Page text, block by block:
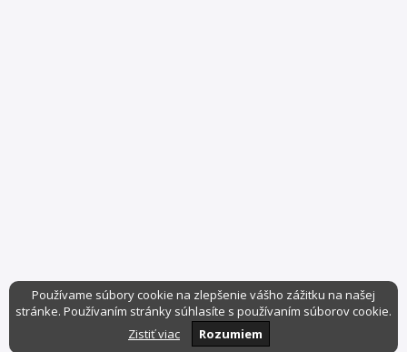
Používame súbory cookie na zlepšenie vášho zážitku na našej
stránke. Používaním stránky súhlasíte s používaním súborov cookie.
Zistiť viac
Rozumiem